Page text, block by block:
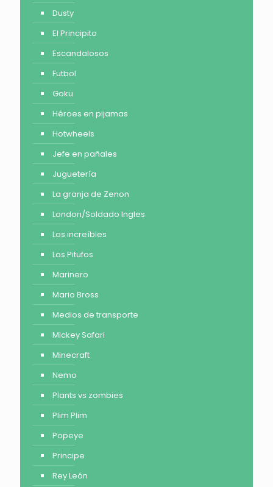
Dusty
El Principito
Escandalosos
Futbol
Goku
Héroes en pijamas
Hotwheels
Jefe en pañales
Juguetería
La granja de Zenon
London/Soldado Ingles
Los increíbles
Los Pitufos
Marinero
Mario Bross
Medios de transporte
Mickey Safari
Minecraft
Nemo
Plants vs zombies
Plim Plim
Popeye
Principe
Rey León